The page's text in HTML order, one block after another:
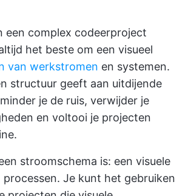
een complex codeerproject
het beste om een visueel
van werkstromen en systemen.
structuur geeft aan uitdijende
je de ruis, verwijder je
en voltooi je projecten
stroomschema is: een visuele
processen. Je kunt het gebruiken